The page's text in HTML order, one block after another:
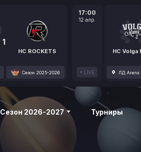
1
HC ROCKETS
Сезон 2025-2026
17:00
12 апр.
LIVE
HC Volga
ЛД Arena
Сезон 2026-2027 Турниры